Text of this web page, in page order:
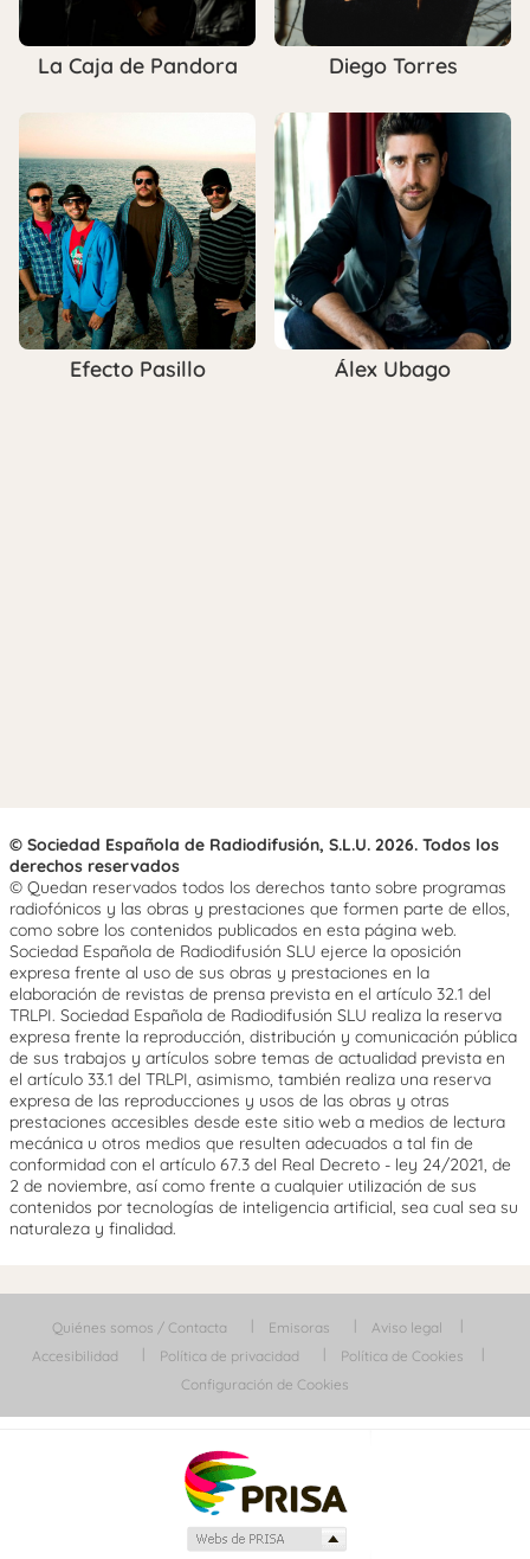
La Caja de Pandora Diego Torres
Efecto Pasillo Álex Ubago
© Sociedad Española de Radiodifusión, S.L.U. 2026. Todos los
derechos reservados
© Quedan reservados todos los derechos tanto sobre programas
radiofónicos y las obras y prestaciones que formen parte de ellos,
como sobre los contenidos publicados en esta página web.
Sociedad Española de Radiodifusión SLU ejerce la oposición
expresa frente al uso de sus obras y prestaciones en la
elaboración de revistas de prensa prevista en el artículo 32.1 del
TRLPI. Sociedad Española de Radiodifusión SLU realiza la reserva
expresa frente la reproducción, distribución y comunicación pública
de sus trabajos y artículos sobre temas de actualidad prevista en
el artículo 33.1 del TRLPI, asimismo, también realiza una reserva
expresa de las reproducciones y usos de las obras y otras
prestaciones accesibles desde este sitio web a medios de lectura
mecánica u otros medios que resulten adecuados a tal fin de
conformidad con el artículo 67.3 del Real Decreto - ley 24/2021, de
2 de noviembre, así como frente a cualquier utilización de sus
contenidos por tecnologías de inteligencia artificial, sea cual sea su
naturaleza y finalidad.
Quiénes somos / Contacta Emisoras
Aviso legal
Accesibilidad
Política de privacidad
Política de Cookies
Configuración de Cookies